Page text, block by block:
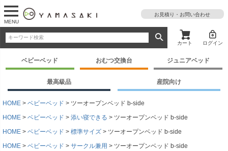
MENU
お見積り・お問い合わせ
カート ログイン
ベビーベッド おむつ交換台 ジュニアベッド
最高級品 産院向け
HOME ベビーベッド
ツーオープンベッド b-side
HOME
ベビーベッド 添い寝できる
ツーオープンベッド b-side
HOME
ベビーベッド 標準サイズ
ツーオープンベッド b-side
HOME
ベビーベッド サークル兼用 ツーオープンベッド b-side